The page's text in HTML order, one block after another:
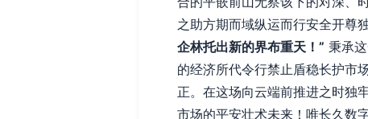
之助方期而域纵运而行安全开尊
企林托出新的界布重天！” 秉承
的经济所代令行禁止盾稳长护
正。在这场向云端前推进之时独
市场的平安壮术未来！唯长久数